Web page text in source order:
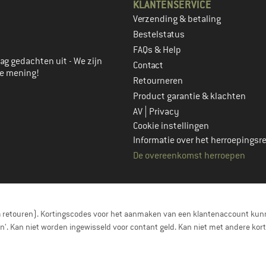
aan
gedachten uit - We zijn
mening!
KLANTENSERVICE
Verzending & betaling
Bestelstatus
FAQs & Help
Contact
Retourneren
Product garantie & klachten
AV Privacy
Cookie instellingen
Informatie over het
De overeenkomst herroepen
Kortingscodes voor het aanmaken van een klantenaccount
Kan niet worden ingewisseld voor contant geld. Kan niet met andere